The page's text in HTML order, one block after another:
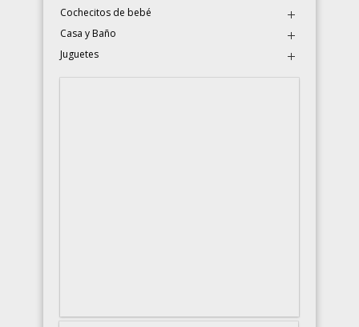
Cochecitos de bebé
Casa y Baño
Juguetes